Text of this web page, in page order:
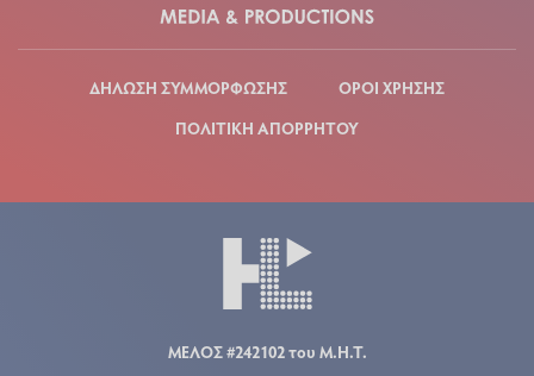
ΔΗΛΩΣΗ ΣΥΜΜΟΡΦΩΣΗΣ
ΟΡΟΙ ΧΡΗΣΗΣ
ΠΟΛΙΤΙΚΗ ΑΠΟΡΡΗΤΟΥ
ΜΕΛΟΣ #242102 του Μ.Η.Τ.